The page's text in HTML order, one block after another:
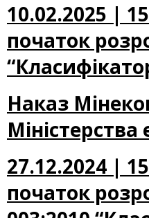
10.02.2025 |
початок
Наказ
27.12.2024 |
початок